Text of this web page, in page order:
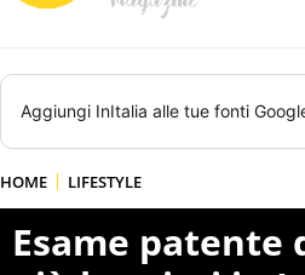
Aggiungi InItalia alle tue fonti
HOME LIFESTYLE
Esame patente